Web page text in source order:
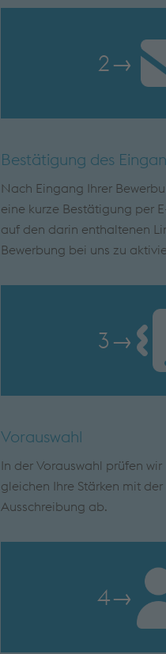
2→
Bestätigung des
Nach Eingang Ihrer
eine kurze Bestätigung per
auf den darin enthaltenen
Bewerbung bei uns zu
3→
Vorauswahl
In der Vorauswahl prüfen
gleichen Ihre Stärken mit
Ausschreibung ab.
4→